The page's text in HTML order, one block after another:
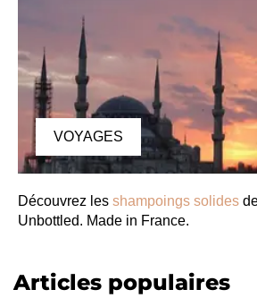
VOYAGES
Découvrez les shampoings solides
Unbottled. Made in France.
Articles populaires